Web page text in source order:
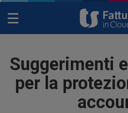
Toggle
Suggerimenti
per la